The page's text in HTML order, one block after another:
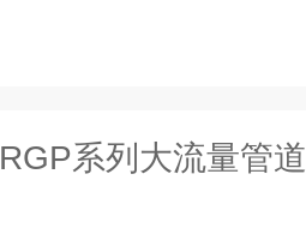
RGP系列大流量管